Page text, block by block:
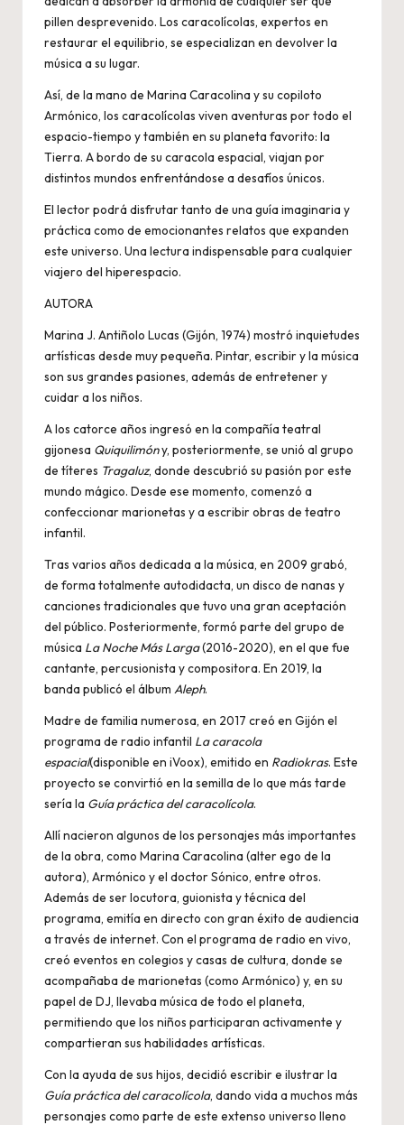
pillen desprevenido. Los caracolícolas, expertos en
restaurar el equilibrio, se especializan en devolver la
música a su lugar.
Así, de la mano de Marina Caracolina y su copiloto
Armónico, los caracolícolas viven aventuras por todo el
espacio-tiempo y también en su planeta favorito: la
Tierra. A bordo de su caracola espacial, viajan por
distintos mundos enfrentándose a desafíos únicos.
El lector podrá disfrutar tanto de una guía imaginaria y
práctica como de emocionantes relatos que expanden
este universo. Una lectura indispensable para cualquier
viajero del hiperespacio.
AUTORA
Marina J. Antiñolo Lucas (Gijón, 1974) mostró inquietudes
artísticas desde muy pequeña. Pintar, escribir y la música
son sus grandes pasiones, además de entretener y
cuidar a los niños.
A los catorce años ingresó en la compañía teatral
gijonesa Quiquilimóny, posteriormente, se unió al grupo
de títeres Tragaluz, donde descubrió su pasión por este
mundo mágico. Desde ese momento, comenzó a
confeccionar marionetas y a escribir obras de teatro
infantil.
Tras varios años dedicada a la música, en 2009 grabó,
de forma totalmente autodidacta, un disco de nanas y
canciones tradicionales que tuvo una gran aceptación
del público. Posteriormente, formó parte del grupo de
música La Noche Más Larga(2016-2020), en el que fue
cantante, percusionista y compositora. En 2019, la
banda publicó el álbum Aleph.
Madre de familia numerosa, en 2017 creó en Gijón el
programa de radio infantil La caracola
espacial(disponible en iVoox), emitido en Radiokras. Este
proyecto se convirtió en la semilla de lo que más tarde
sería la Guía práctica del caracolícola.
Allí nacieron algunos de los personajes más importantes
de la obra, como Marina Caracolina (alter ego de la
autora), Armónico y el doctor Sónico, entre otros.
Además de ser locutora, guionista y técnica del
programa, emitía en directo con gran éxito de audiencia
a través de internet. Con el programa de radio en vivo,
creó eventos en colegios y casas de cultura, donde se
acompañaba de marionetas (como Armónico) y, en su
papel de DJ, llevaba música de todo el planeta,
permitiendo que los niños participaran activamente y
compartieran sus habilidades artísticas.
Con la ayuda de sus hijos, decidió escribir e ilustrar la
Guía práctica del caracolícola, dando vida a muchos más
personajes como parte de este extenso universo lleno